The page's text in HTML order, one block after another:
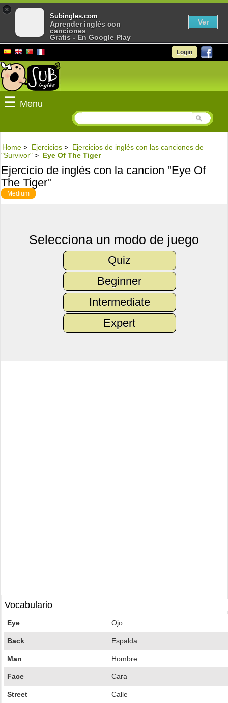
Login
☰ Menu
Home > Ejercicios > Ejercicios de inglés con las canciones de
"Survivor" > Eye Of The Tiger
Ejercicio de inglés con la cancion "Eye Of
The Tiger"
Medium
Selecciona un modo de juego
Quiz
Beginner
Intermediate
Expert
Vocabulario
Eye Ojo
Back Espalda
Man Hombre
Face Cara
Street Calle
×
Subingles.com
Aprender inglés con
canciones
Gratis - En Google Play
Ver